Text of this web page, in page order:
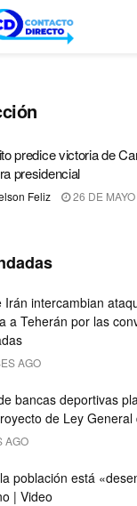
predice victoria de
presidencial
Feliz 26 DE
Irán intercambian
a Teherán por las
AGO
bancas deportivas
de Ley
AGO
población está
| Video